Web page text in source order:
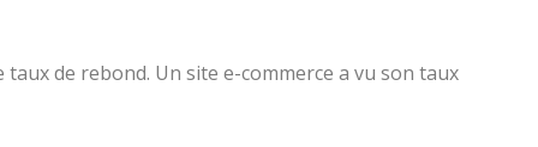
de rebond. Un site e-commerce a vu son taux